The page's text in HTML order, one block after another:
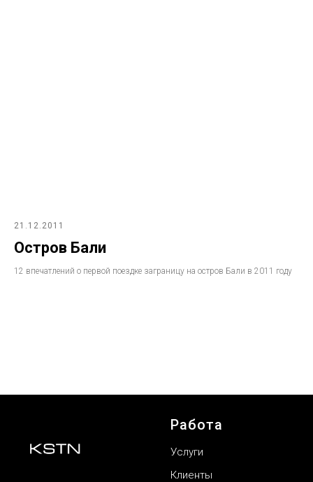
21.12.2011
Остров Бали
12 впечатлений о первой поездке заграницу на остров Бали в 2011 году
Работа
Услуги
Клиенты